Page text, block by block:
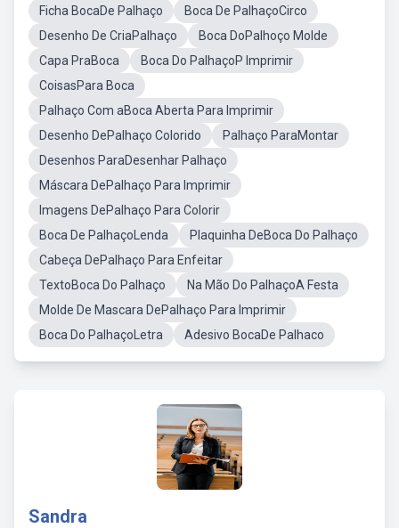
Ficha BocaDe Palhaço
Boca De PalhaçoCirco
Desenho De CriaPalhaço
Boca DoPalhoço Molde
Capa PraBoca
Boca Do PalhaçoP Imprimir
CoisasPara Boca
Palhaço Com aBoca Aberta Para Imprimir
Desenho DePalhaço Colorido
Palhaço ParaMontar
Desenhos ParaDesenhar Palhaço
Máscara DePalhaço Para Imprimir
Imagens DePalhaço Para Colorir
Boca De PalhaçoLenda
Plaquinha DeBoca Do Palhaço
Cabeça DePalhaço Para Enfeitar
TextoBoca Do Palhaço
Na Mão Do PalhaçoA Festa
Molde De Mascara DePalhaço Para Imprimir
Boca Do PalhaçoLetra
Adesivo BocaDe Palhaco
Sandra